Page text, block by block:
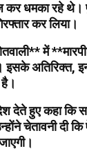
धमका रहे थे।
कर लिया।
में
इसके
हुए कहा कि
चेतावनी